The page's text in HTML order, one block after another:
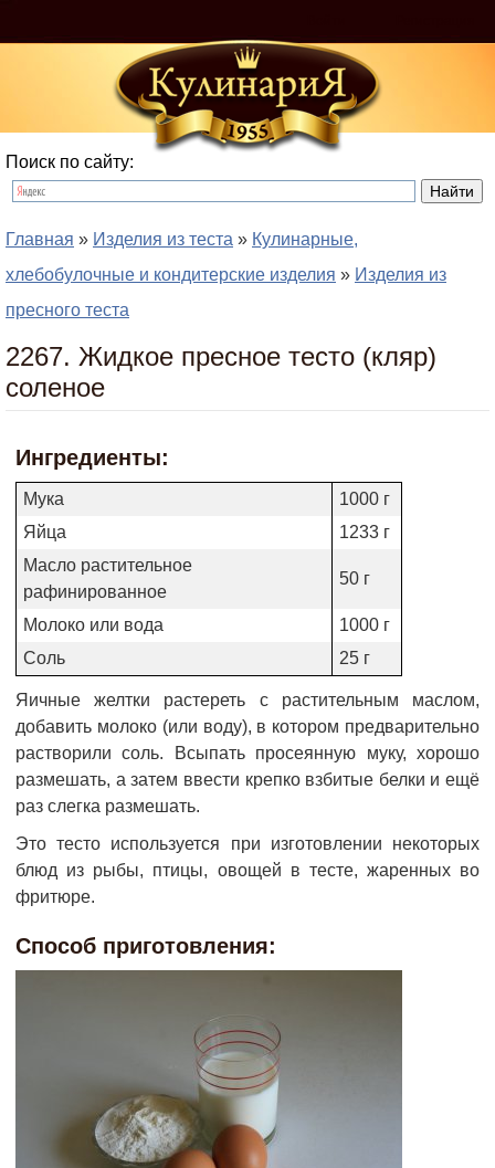
Поиск по сайту:
Главная » Изделия из теста » Кулинарные,
хлебобулочные и кондитерские изделия » Изделия из
пресного теста
2267. Жидкое пресное тесто (кляр)
соленое
Ингредиенты:
Мука
1000 г
Яйца
1233 г
Масло растительное
рафинированное
50 г
Молоко или вода
1000 г
Соль
25 г
Яичные желтки растереть с растительным маслом,
добавить молоко (или воду), в котором предварительно
растворили соль. Всыпать просеянную муку, хорошо
размешать, а затем ввести крепко взбитые белки и ещё
раз слегка размешать.
Это тесто используется при изготовлении некоторых
блюд из рыбы, птицы, овощей в тесте, жаренных во
фритюре.
Способ приготовления: